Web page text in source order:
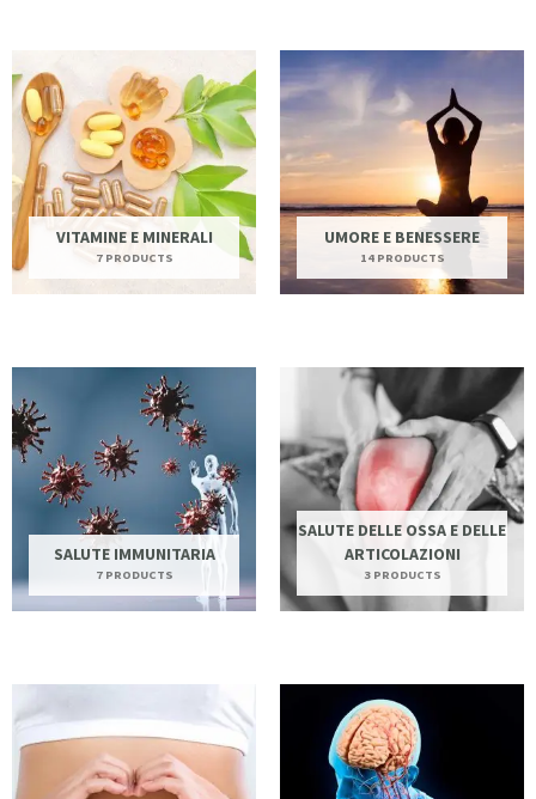
VITAMINE E MINERALI
7 PRODUCTS
UMORE E BENESSERE
14 PRODUCTS
SALUTE IMMUNITARIA
7 PRODUCTS
SALUTE DELLE OSSA E DELLE
ARTICOLAZIONI
3 PRODUCTS